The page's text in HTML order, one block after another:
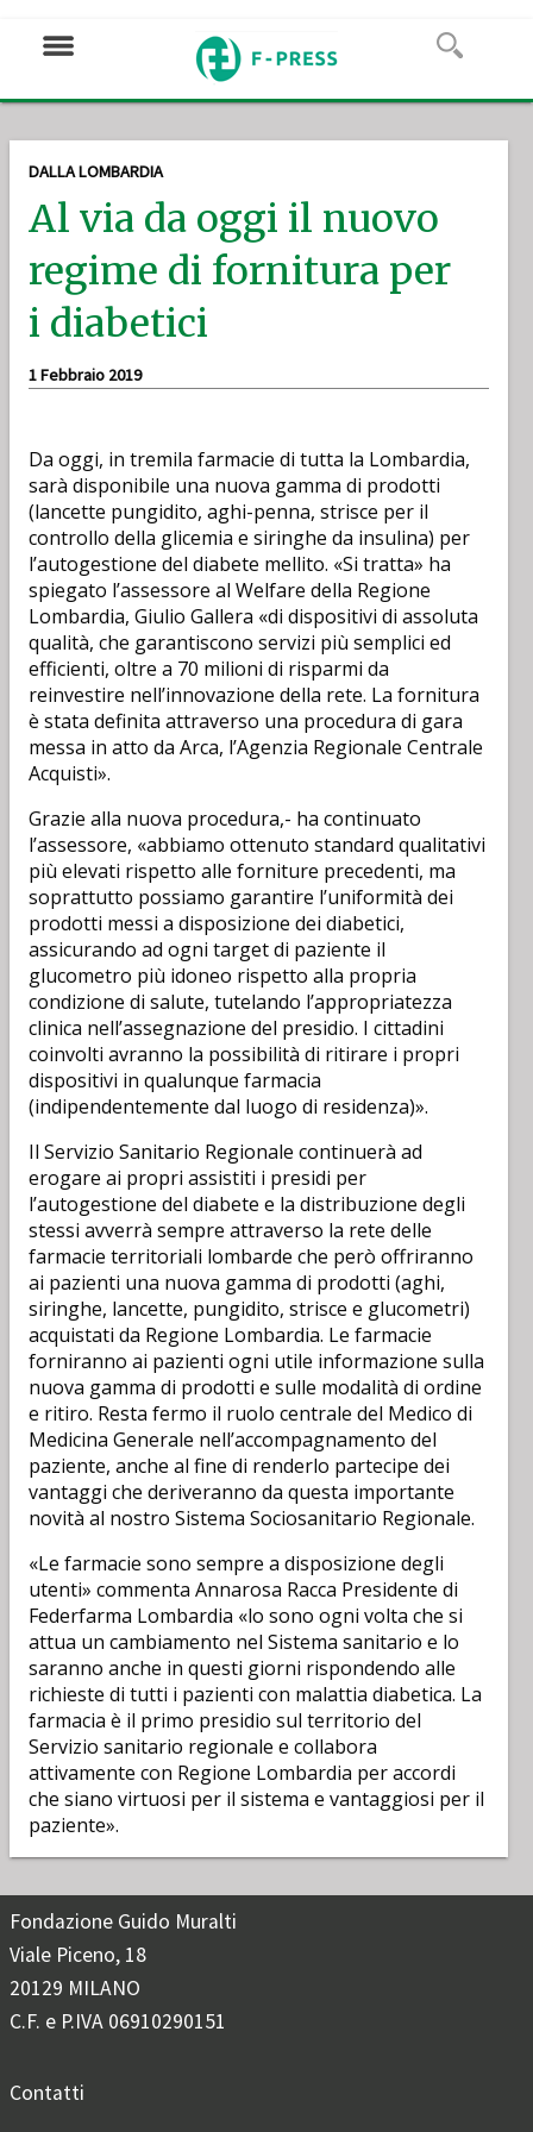
DALLA LOMBARDIA
Al via da oggi il nuovo
regime di fornitura per
i diabetici
1 Febbraio 2019
Da oggi, in tremila farmacie di tutta la Lombardia,
sarà disponibile una nuova gamma di prodotti
(lancette pungidito, aghi-penna, strisce per il
controllo della glicemia e siringhe da insulina) per
l’autogestione del diabete mellito. «Si tratta» ha
spiegato l’assessore al Welfare della Regione
Lombardia, Giulio Gallera «di dispositivi di assoluta
qualità, che garantiscono servizi più semplici ed
efficienti, oltre a 70 milioni di risparmi da
reinvestire nell’innovazione della rete. La fornitura
è stata definita attraverso una procedura di gara
messa in atto da Arca, l’Agenzia Regionale Centrale
Acquisti».
Grazie alla nuova procedura,- ha continuato
l’assessore, «abbiamo ottenuto standard qualitativi
più elevati rispetto alle forniture precedenti, ma
soprattutto possiamo garantire l’uniformità dei
prodotti messi a disposizione dei diabetici,
assicurando ad ogni target di paziente il
glucometro più idoneo rispetto alla propria
condizione di salute, tutelando l’appropriatezza
clinica nell’assegnazione del presidio. I cittadini
coinvolti avranno la possibilità di ritirare i propri
dispositivi in qualunque farmacia
(indipendentemente dal luogo di residenza)».
Il Servizio Sanitario Regionale continuerà ad
erogare ai propri assistiti i presidi per
l’autogestione del diabete e la distribuzione degli
stessi avverrà sempre attraverso la rete delle
farmacie territoriali lombarde che però offriranno
ai pazienti una nuova gamma di prodotti (aghi,
siringhe, lancette, pungidito, strisce e glucometri)
acquistati da Regione Lombardia. Le farmacie
forniranno ai pazienti ogni utile informazione sulla
nuova gamma di prodotti e sulle modalità di ordine
e ritiro. Resta fermo il ruolo centrale del Medico di
Medicina Generale nell’accompagnamento del
paziente, anche al fine di renderlo partecipe dei
vantaggi che deriveranno da questa importante
novità al nostro Sistema Sociosanitario Regionale.
«Le farmacie sono sempre a disposizione degli
utenti» commenta Annarosa Racca Presidente di
Federfarma Lombardia «lo sono ogni volta che si
attua un cambiamento nel Sistema sanitario e lo
saranno anche in questi giorni rispondendo alle
richieste di tutti i pazienti con malattia diabetica. La
farmacia è il primo presidio sul territorio del
Servizio sanitario regionale e collabora
attivamente con Regione Lombardia per accordi
che siano virtuosi per il sistema e vantaggiosi per il
paziente».
Fondazione Guido Muralti
Viale Piceno, 18
20129 MILANO
C.F. e P.IVA 06910290151
Contatti